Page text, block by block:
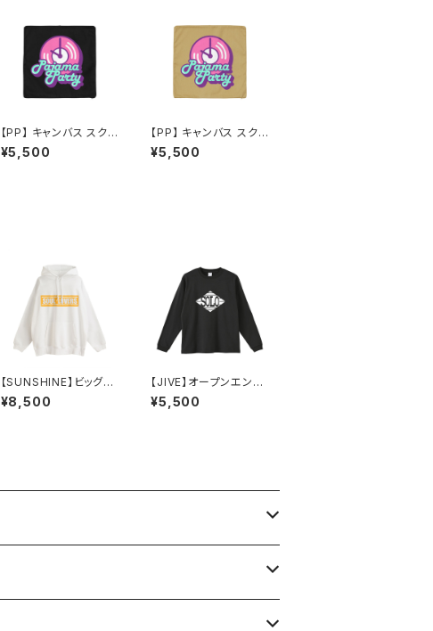
【PP】 キャンバス スク
エア クッションカバー
（ブラック）
¥5,500
【PP】 キャンバス スク
エア クッションカバー
（マスタード）
¥5,500
【SUNSHINE】ビッグシ
ルエット裏パイルPOパ
ーカー
¥8,500
【JIVE】オープンエンド
ロングスリーブTシャツ
（チャコール）
¥5,500